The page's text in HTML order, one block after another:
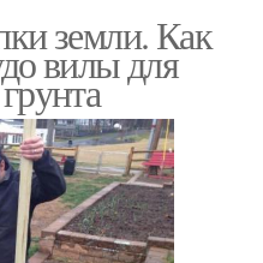
земли. Как
вилы для